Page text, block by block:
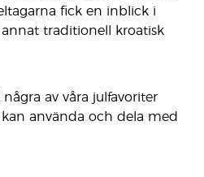
fick en inblick i
traditionell kroatisk
av våra julfavoriter
använda och dela med